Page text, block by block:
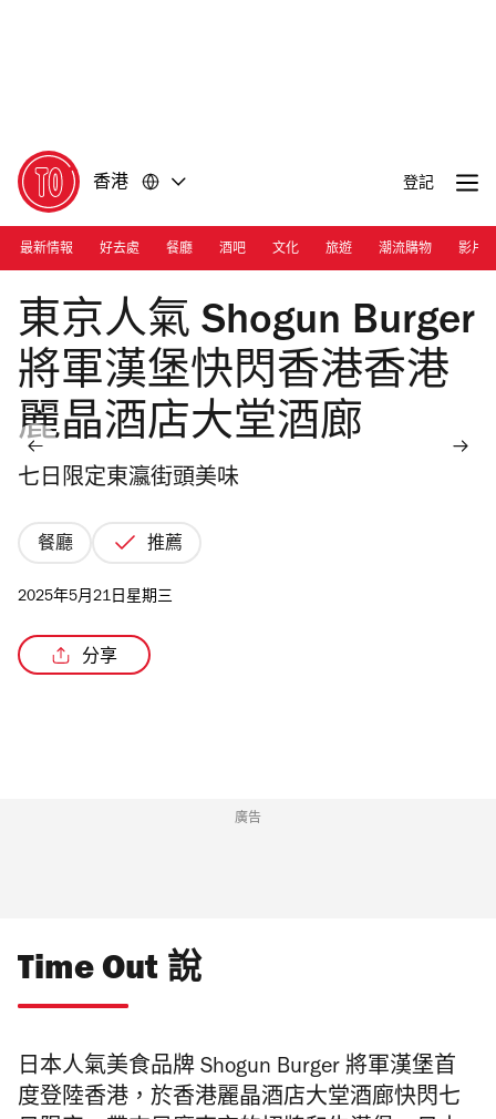
香港 登記
最新情報 好去處 餐廳 酒吧 文化 旅遊 潮流購物 影片
Photograph: Courtesy Regent Hong Kong
東京人氣 Shogun Burger
將軍漢堡快閃香港香港
麗晶酒店大堂酒廊
七日限定東瀛街頭美味
餐廳 推薦
2025年5月21日星期三
分享
廣告
Time Out 說
日本人氣美食品牌 Shogun Burger 將軍漢堡首
度登陸香港，於香港麗晶酒店大堂酒廊快閃七